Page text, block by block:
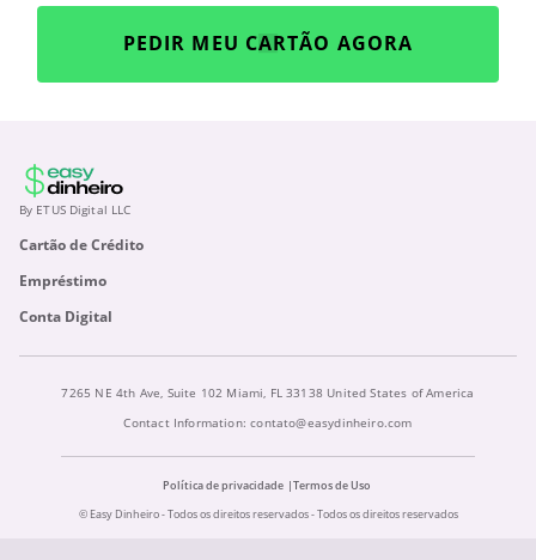
PEDIR MEU CARTÃO AGORA
By ETUS Digital LLC
Cartão de Crédito
Empréstimo
Conta Digital
7265 NE 4th Ave, Suite 102 Miami, FL 33138 United States of America
Contact Information:contato@easydinheiro.com
Política de privacidade
Termos de Uso
© Easy Dinheiro - Todos os direitos reservados - Todos os direitos reservados